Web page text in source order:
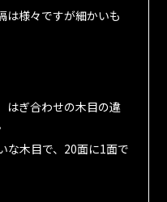
は様々ですが細かいも
はぎ合わせの木目の違
な木目で、20面に1面で